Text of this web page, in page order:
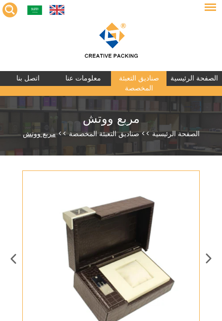
الصفحة الرئيسية
صناديق التعبئة
المخصصة
معلومات عنا اتصل بنا
مربع ووتش
الصفحة الرئيسية>>صناديق التعبئة المخصصة>>مربع ووتش